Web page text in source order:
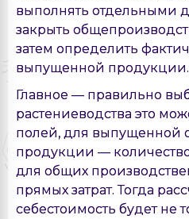
выполнять отдельными
закрыть
затем определить
выпущенной продукции.
Главное — правильно
растениеводства это
полей, для выпущенной
продукции —
для общих
прямых затрат. Тогда
себестоимость будет не